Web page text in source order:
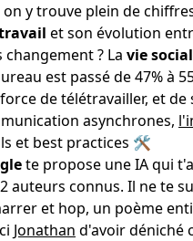
on y trouve plein de
et son évolution
changement ? La vie
est passé de 47% à
de télétravailler, et
asynchrones,
et best practices 🛠
te propose une IA qui
auteurs connus. Il ne te
et hop, un poème
Jonathan d'avoir déniché